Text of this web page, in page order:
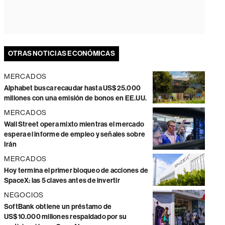
OTRAS NOTICIAS ECONÓMICAS
MERCADOS
Alphabet busca recaudar hasta US$25.000
millones con una emisión de bonos en EE.UU.
MERCADOS
Wall Street opera mixto mientras el mercado
espera el informe de empleo y señales sobre
Irán
MERCADOS
Hoy termina el primer bloqueo de acciones de
SpaceX: las 5 claves antes de invertir
NEGOCIOS
SoftBank obtiene un préstamo de
US$10.000 millones respaldado por su